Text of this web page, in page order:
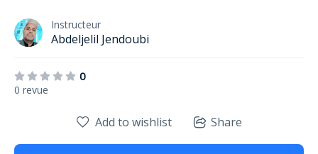
Instructeur
Abdeljelil Jendoubi
0
0 revue
Add to wishlist Share